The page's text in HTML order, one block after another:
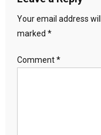
Your email address
marked *
Comment*